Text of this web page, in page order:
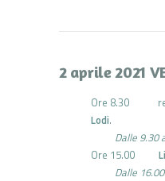
2 aprile 2021
Ore 8.30
Lodi.
Dalle 9.30
Ore 15.00
Dalle 16.00